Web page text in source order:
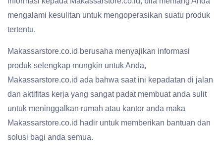
mengalami kesulitan untuk mengoperasikan suatu produk
tertentu.
Makassarstore.co.id berusaha menyajikan informasi
produk selengkap mungkin untuk Anda,
Makassarstore.co.id ada bahwa saat ini kepadatan di jalan
dan aktifitas kerja yang sangat padat membuat anda sulit
untuk meninggalkan rumah atau kantor anda maka
Makassarstore.co.id hadir untuk memberikan bantuan dan
solusi bagi anda semua.